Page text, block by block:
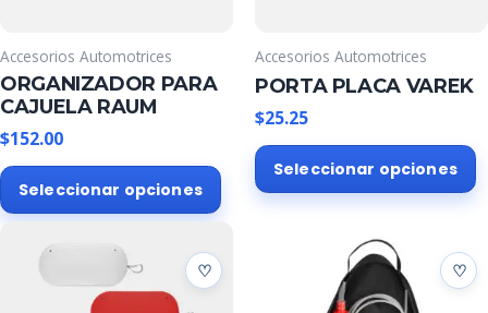
Accesorios Automotrices
ORGANIZADOR PARA
CAJUELA RAUM
$152.00
Seleccionar opciones
Este
producto
variantes.
Accesorios Automotrices
PORTA PLACA VAREK
$25.25
Seleccionar opciones